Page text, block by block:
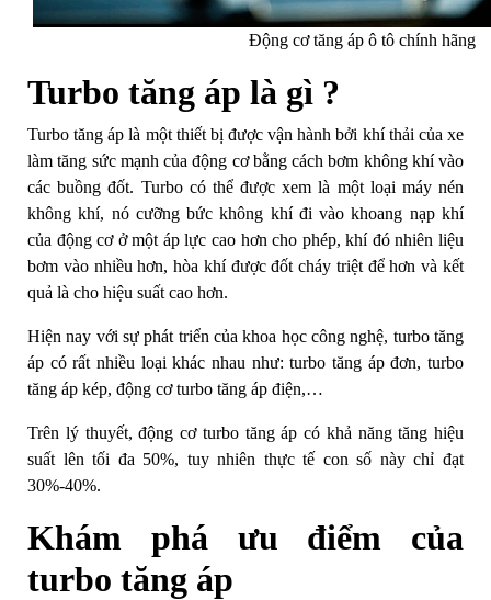
Động cơ tăng áp ô tô chính hãng
Turbo tăng áp là gì ?
Turbo tăng áp là một thiết bị được vận hành bởi khí thải của xe
làm tăng sức mạnh của động cơ bằng cách bơm không khí vào
các buồng đốt. Turbo có thể được xem là một loại máy nén
không khí, nó cưỡng bức không khí đi vào khoang nạp khí
của động cơ ở một áp lực cao hơn cho phép, khí đó nhiên liệu
bơm vào nhiều hơn, hòa khí được đốt cháy triệt để hơn và kết
quả là cho hiệu suất cao hơn.
Hiện nay với sự phát triển của khoa học công nghệ, turbo tăng
áp có rất nhiều loại khác nhau như: turbo tăng áp đơn, turbo
tăng áp kép, động cơ turbo tăng áp điện,…
Trên lý thuyết, động cơ turbo tăng áp có khả năng tăng hiệu
suất lên tối đa 50%, tuy nhiên thực tế con số này chỉ đạt
30%-40%.
Khám phá ưu điểm của
turbo tăng áp